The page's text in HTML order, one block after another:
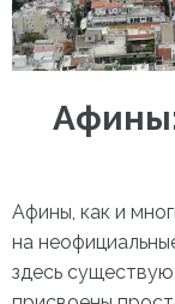
Афины, как и
на
здесь